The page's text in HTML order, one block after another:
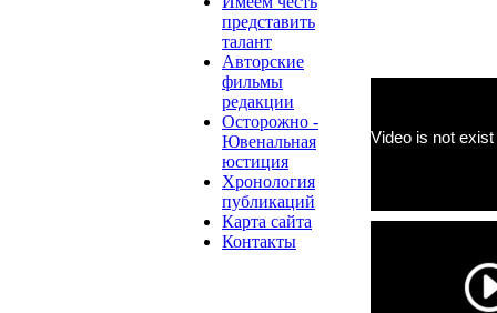
представить
талант
Авторские
фильмы
редакции
Осторожно -
Ювенальная
юстиция
Хронология
публикаций
Карта сайта
Контакты